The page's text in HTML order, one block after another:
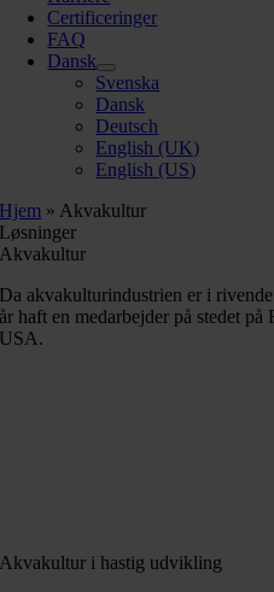
Certificeringer
FAQ
Dansk
Svenska
Dansk
Deutsch
English (UK)
English (US)
Hjem » Akvakultur
Løsninger
Akvakultur
Da akvakulturindustrien er i
år haft en medarbejder på stedet
USA.
Akvakultur i hastig udvikling